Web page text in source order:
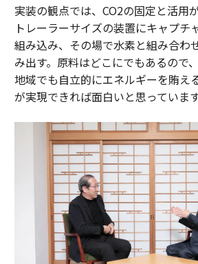
実装の観点では、CO2の固定と活用
トレーラーサイズの装置にキャプチ
組み込み、その場で水素と組み合わ
み出す。原料はどこにでもあるので
地域でも自立的にエネルギーを賄え
が実現できれば面白いと思っています